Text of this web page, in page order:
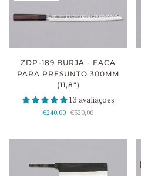
ZDP-189 BURJA - FACA
PARA PRESUNTO 300MM
(11,8")
13 avaliações
€240,00 €320,00